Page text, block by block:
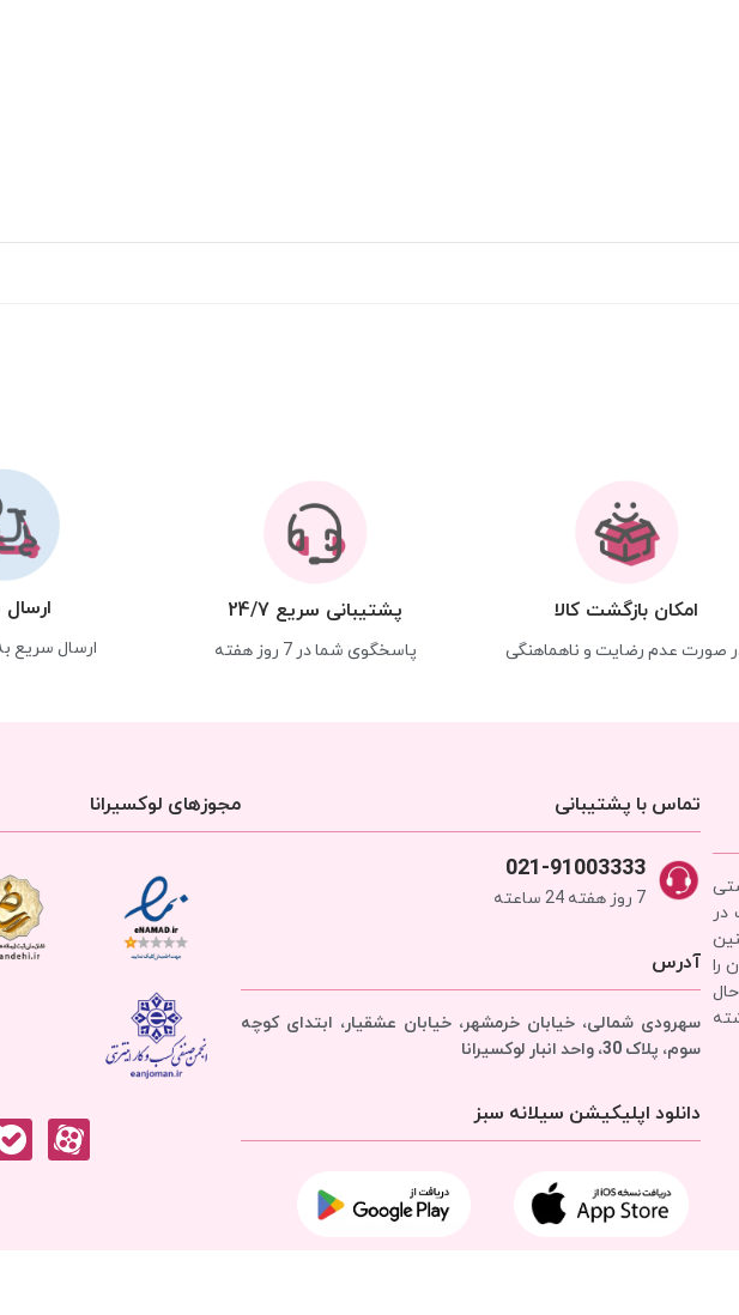
امکان بازگشت کالا
صورت عدم رضایت و ناهماهنگی
پشتیبانی سریع 24/7
پاسخگوی شما در 7 روز هفته ارسال سریع
در
را
تماس با پشتیبانی
021-91003333
7 روز هفته 24 ساعته
آدرس
سهرودی شمالی، خیابان خرمشهر، خیابان عشقیار، ابتدای کوچه
سوم، پلاک 30، واحد انبار
لوکسیرانا
دانلود اپلیکیشن سیلانه سبز
مجوزهای لوکسیرانا